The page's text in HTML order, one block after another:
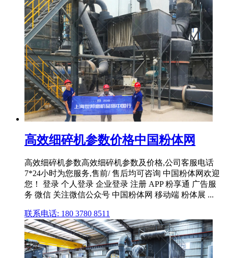
高效细碎机参数价格中国粉体网
高效细碎机参数高效细碎机参数及价格,公司客服电话
7*24小时为您服务,售前/ 售后均可咨询 中国粉体网欢迎
您！ 登录 个人登录 企业登录 注册 APP 粉享通 广告服
务 微信 关注微信公众号 中国粉体网 移动端 粉体展 ...
联系电话: 180 3780 8511